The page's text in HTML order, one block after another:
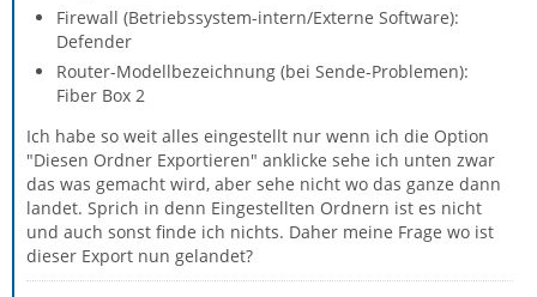
Firewall (Betriebssystem-intern/Externe Software):
Defender
Router-Modellbezeichnung (bei Sende-Problemen):
Fiber Box 2
Ich habe so weit alles eingestellt nur wenn ich die Option
"Diesen Ordner Exportieren" anklicke sehe ich unten zwar
das was gemacht wird, aber sehe nicht wo das ganze dann
landet. Sprich in denn Eingestellten Ordnern ist es nicht
und auch sonst finde ich nichts. Daher meine Frage wo ist
dieser Export nun gelandet?